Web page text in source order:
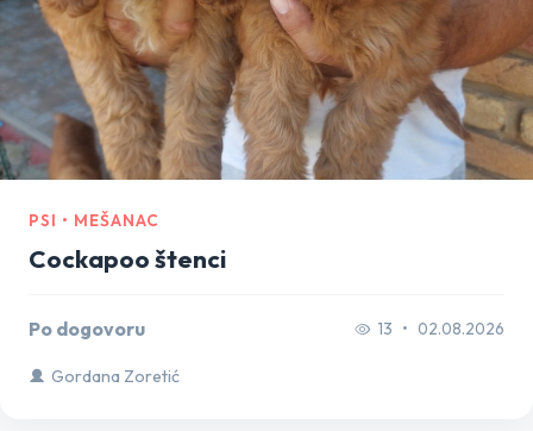
PSI • MEŠANAC
Cockapoo štenci
Po dogovoru 13 • 02.08.2026
Gordana Zoretić